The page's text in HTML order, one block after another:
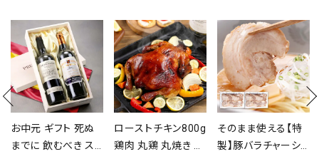
ローストチキン800g
鶏肉 丸鶏 丸焼き 誕
そのまま使える【特
製】豚バラチャーシュ
【おまけキャンペーン
開催中～！！】ハッピ